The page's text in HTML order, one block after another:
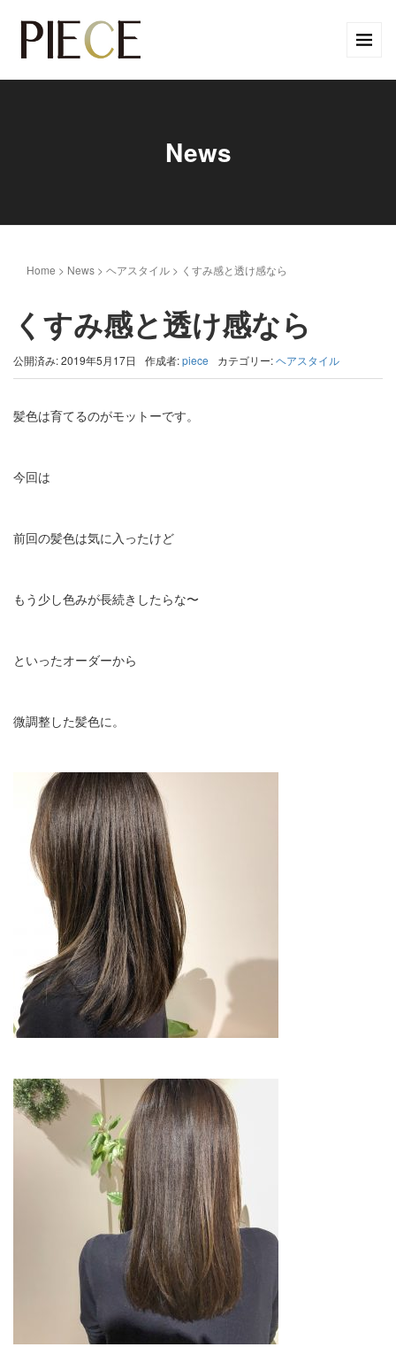
News
Home > News > ヘアスタイル > くすみ感と透け感なら
くすみ感と透け感なら
公開済み: 2019年5月17日 作成者:piece カテゴリー:ヘアスタイル
髪色は育てるのがモットーです。
今回は
前回の髪色は気に入ったけど
もう少し色みが長続きしたらな〜
といったオーダーから
微調整した髪色に。